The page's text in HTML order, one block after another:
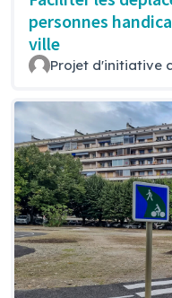
personnes
ville
Projet d'initiative